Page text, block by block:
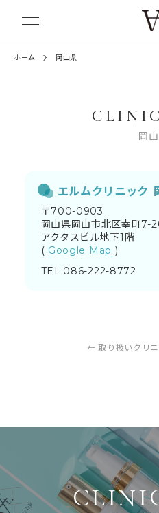
ホーム 岡山県
岡
エルムクリニック
〒700-0903
岡山県岡山市北区幸町7-
アクタスビル地下1階
( Google Map )
TEL:086-222-8772
← 取り扱いクリ